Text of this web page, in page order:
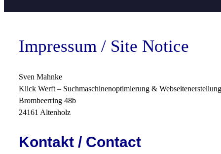
Impressum / Site Notice
Sven Mahnke
Klick Werft – Suchmaschinenoptimierung & Webseitenerstellung
Brombeerring 48b
24161 Altenholz
Kontakt / Contact